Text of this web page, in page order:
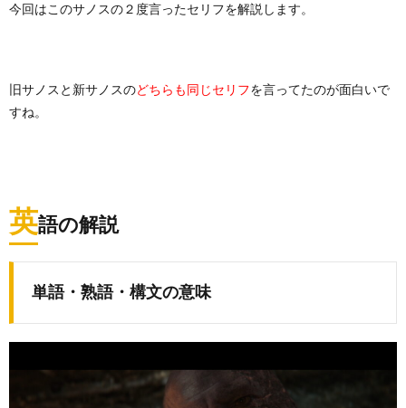
今回はこのサノスの２度言ったセリフを解説します。
旧サノスと新サノスのどちらも同じセリフを言ってたのが面白いで
すね。
英語の解説
単語・熟語・構文の意味